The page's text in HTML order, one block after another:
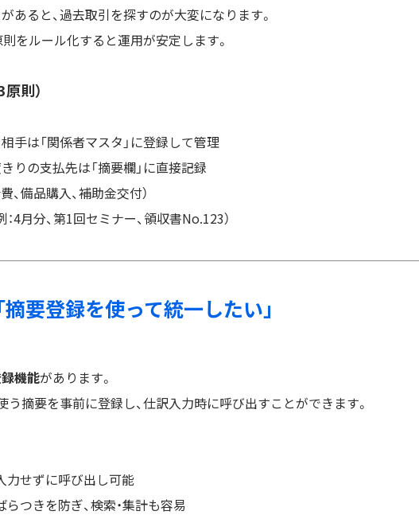
あると、過去取引を探すのが大変になります。
をルール化すると運用が安定します。
則）
は「関係者マスタ」に登録して管理
の支払先は「摘要欄」に直接記録
費、備品購入、補助金交付）
：4月分、第1回セミナー、領収書No.123）
要登録を使って統一したい」
機能があります。
う摘要を事前に登録し、仕訳入力時に呼び出すことができます。
力せずに呼び出し可能
らつきを防ぎ、検索・集計も容易